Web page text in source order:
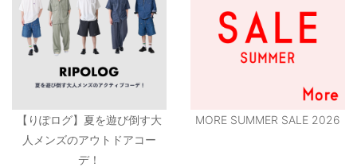
【りぽログ】夏を遊び倒す大
人メンズのアウトドアコー
デ！
MORE SUMMER SALE 2026